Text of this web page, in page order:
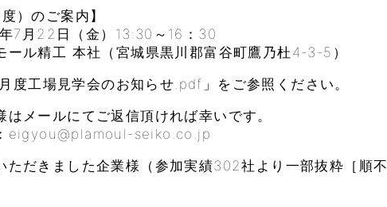
）のご案内】
22日（金）13:30～16：30
精工 本社（宮城県黒川郡富谷町鷹乃杜4-3-5）
度工場見学会のお知らせ.pdf」をご参照ください。
はメールにてご返信頂ければ幸いです。
eigyou@plamoul-seiko.co.jp
ただきました企業様（参加実績302社より一部抜粋［順不